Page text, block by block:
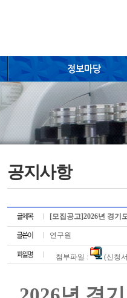
공지사항
[모집공고]2026년 경기
연구원
첨부파일 : (신청